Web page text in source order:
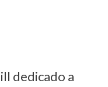
dedicado a